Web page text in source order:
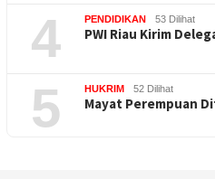
4 PENDIDIKAN 53 Dilihat
PWI Riau Kirim
5 HUKRIM 52 Dilihat
Mayat Perempuan